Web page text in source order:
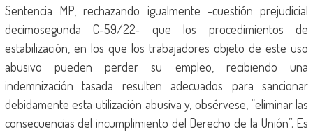
Sentencia MP, rechazando igualmente -cuestión prejudicial
decimosegunda C-59/22- que los procedimientos de
estabilización, en los que los trabajadores objeto de este uso
abusivo pueden perder su empleo, recibiendo una
indemnización tasada resulten adecuados para sancionar
debidamente esta utilización abusiva y, obsérvese, “eliminar las
consecuencias del incumplimiento del Derecho de la Unión”. Es